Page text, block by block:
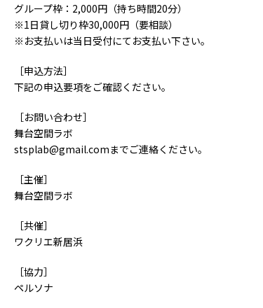
グループ枠：2,000円（持ち時間20分）
※1日貸し切り枠30,000円（要相談）
※お支払いは当日受付にてお支払い下さい。
［申込方法］
下記の申込要項をご確認ください。
［お問い合わせ］
舞台空間ラボ
stsplab@gmail.comまでご連絡ください。
［主催］
舞台空間ラボ
［共催］
ワクリエ新居浜
［協力］
ペルソナ